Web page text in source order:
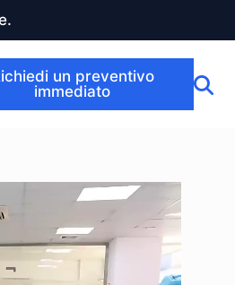
un preventivo
immediato